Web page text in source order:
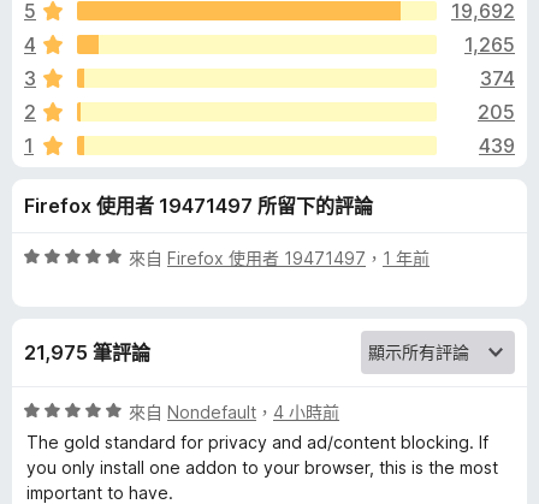
加
件
c
k
O
r
g
i
n
分
滿
5
5
19,692
4
1,265
3
374
2
205
1
439
Firefox 使用者 19471497 所留下的評論
評
，
分
5
來自 Firefox 使用者 19471497 ， 1 年前
21,975 筆評論
評
價
5
分
來自 Nondefault ， 4 小時前
The gold standard for privacy and ad/content blocking. If
you only install one addon to your browser, this is the most
important to have.